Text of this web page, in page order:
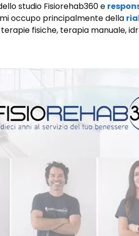
studio Fisiorehab360 e
occupo principalmente della
fisiche, terapia manuale,